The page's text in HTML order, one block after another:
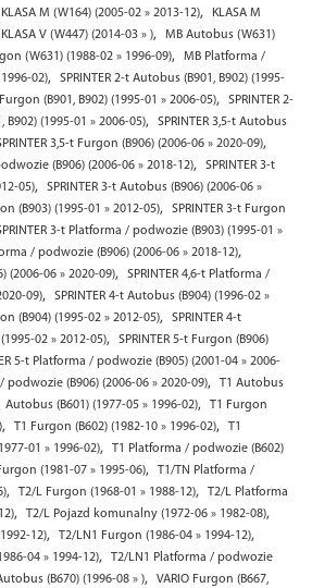
KLASA M (W164) (2005-02 » 2013-12),
KLASA M
KLASA V (W447) (2014-03 » ),
MB Autobus (W631)
(W631) (1988-02 » 1996-09),
MB Platforma /
02),
SPRINTER 2-t Autobus (B901, B902) (1995-
(B901, B902) (1995-01 » 2006-05),
SPRINTER 2-
(1995-01 » 2006-05),
SPRINTER 3,5-t Autobus
3,5-t Furgon (B906) (2006-06 » 2020-09),
(B906) (2006-06 » 2018-12),
SPRINTER 3-t
05),
SPRINTER 3-t Autobus (B906) (2006-06 »
(B903) (1995-01 » 2012-05),
SPRINTER 3-t Furgon
3-t Platforma / podwozie (B903) (1995-01 »
/ podwozie (B906) (2006-06 » 2018-12),
(2006-06 » 2020-09),
SPRINTER 4,6-t Platforma /
09),
SPRINTER 4-t Autobus (B904) (1996-02 »
(B904) (1995-02 » 2012-05),
SPRINTER 4-t
02 » 2012-05),
SPRINTER 5-t Furgon (B906)
5-t Platforma / podwozie (B905) (2001-04 » 2006-
podwozie (B906) (2006-06 » 2020-09),
T1 Autobus
Autobus (B601) (1977-05 » 1996-02),
T1 Furgon
, T1 Furgon (B602) (1982-10 » 1996-02),
T1
01 » 1996-02),
T1 Platforma / podwozie (B602)
(1981-07 » 1995-06),
T1/TN Platforma /
, T2/L Furgon (1968-01 » 1988-12),
T2/L Platforma
, T2/L Pojazd komunalny (1972-06 » 1982-08),
12), T2/LN1 Furgon (1986-04 » 1994-12),
04 » 1994-12),
T2/LN1 Platforma / podwozie
(B670) (1996-08 » ),
VARIO Furgon (B667,